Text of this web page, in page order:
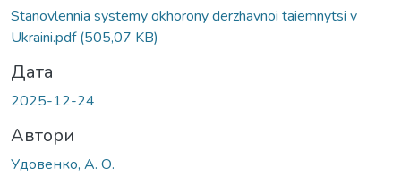
Stanovlennia systemy okhorony derzhavnoi taiemnytsi v
Ukraini.pdf(505,07 KB)
Дата
2025-12-24
Автори
Удовенко, А. О.